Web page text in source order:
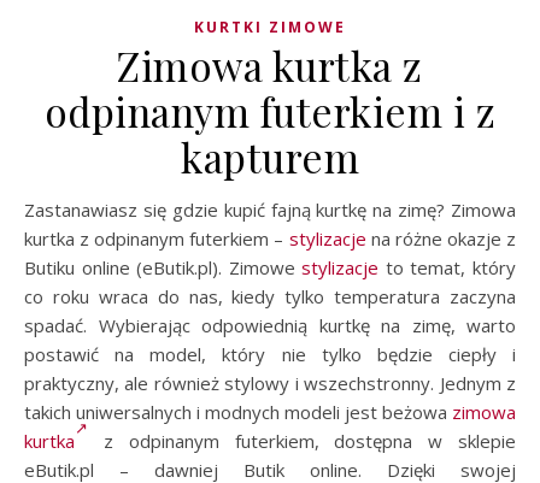
KURTKI ZIMOWE
Zimowa kurtka z
odpinanym futerkiem i z
kapturem
Zastanawiasz się gdzie kupić fajną kurtkę na zimę? Zimowa
kurtka z odpinanym futerkiem – stylizacje na różne okazje z
Butiku online (eButik.pl). Zimowestylizacje to temat, który
co roku wraca do nas, kiedy tylko temperatura zaczyna
spadać. Wybierając odpowiednią kurtkę na zimę, warto
postawić na model, który nie tylko będzie ciepły i
praktyczny, ale również stylowy i wszechstronny. Jednym z
takich uniwersalnych i modnych modeli jest beżowa zimowa
kurtka
z odpinanym futerkiem, dostępna w sklepie
eButik.pl – dawniej Butik online. Dzięki swojej